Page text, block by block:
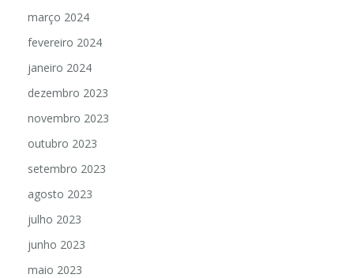
março 2024
fevereiro 2024
janeiro 2024
dezembro 2023
novembro 2023
outubro 2023
setembro 2023
agosto 2023
julho 2023
junho 2023
maio 2023